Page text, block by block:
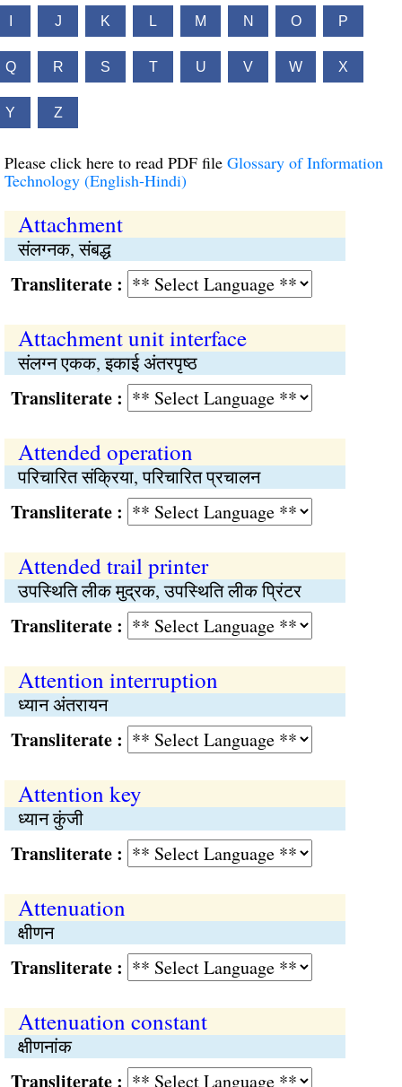
J K L M N O P
Q R S T U V W X
Y Z
Please click here to read PDF file Glossary of Information
Technology (English-Hindi)
Attachment
संलग्नक, संबद्ध
:
Attachment unit interface
संलग्न एकक, इकाई अंतरपृष्ठ
:
Attended operation
परिचारित संक्रिया, परिचारित प्रचालन
:
Attended trail printer
उपस्थिति लीक मुद्रक, उपस्थिति लीक प्रिंटर
:
Attention interruption
ध्यान अंतरायन
:
Attention key
ध्यान कुंजी
:
Attenuation
क्षीणन
:
Attenuation constant
क्षीणनांक
: